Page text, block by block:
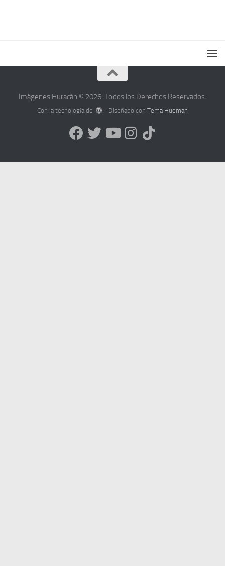
Imágenes Huracán © 2026. Todos los Derechos Reservados.
Con la tecnología de - Diseñado conTema Hueman